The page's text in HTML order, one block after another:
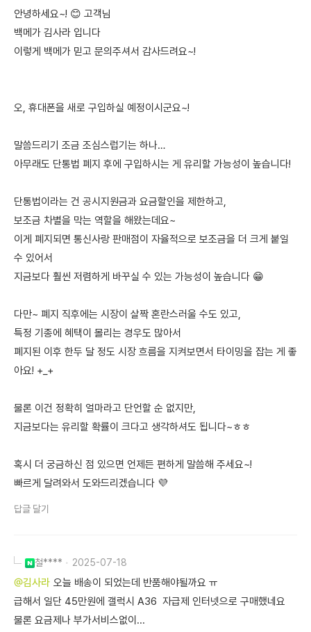
안녕하세요~! 😊 고객님
백메가 김사라 입니다
이렇게 백메가 믿고 문의주셔서 감사드려요~!
오, 휴대폰을 새로 구입하실 예정이시군요~!
말씀드리기 조금 조심스럽기는 하나…
아무래도 단통법 폐지 후에 구입하시는 게 유리할 가능성이 높습니다!
단통법이라는 건 공시지원금과 요금할인을 제한하고,
보조금 차별을 막는 역할을 해왔는데요~
이게 폐지되면 통신사랑 판매점이 자율적으로 보조금을 더 크게 붙일
수 있어서
지금보다 훨씬 저렴하게 바꾸실 수 있는 가능성이 높습니다 😁
다만~ 폐지 직후에는 시장이 살짝 혼란스러울 수도 있고,
특정 기종에 혜택이 몰리는 경우도 많아서
폐지된 이후 한두 달 정도 시장 흐름을 지켜보면서 타이밍을 잡는 게 좋
아요! +_+
물론 이건 정확히 얼마라고 단언할 순 없지만,
지금보다는 유리할 확률이 크다고 생각하셔도 됩니다~ㅎㅎ
혹시 더 궁금하신 점 있으면 언제든 편하게 말씀해 주세요~!
빠르게 달려와서 도와드리겠습니다 💜
답글 달기
철**** 2025-07-18
@김사라 오늘 배송이 되었는데 반품해야될까요 ㅠ
급해서 일단 45만원에 갤럭시 A36 자급제 인터넷으로 구매했네요
물론 요금제나 부가서비스없이...